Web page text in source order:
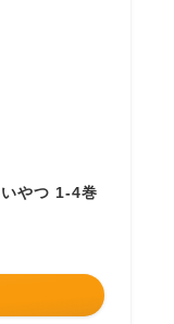
やつ 1-4巻